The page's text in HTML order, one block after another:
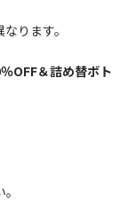
ります。
OFF＆詰め替ボト